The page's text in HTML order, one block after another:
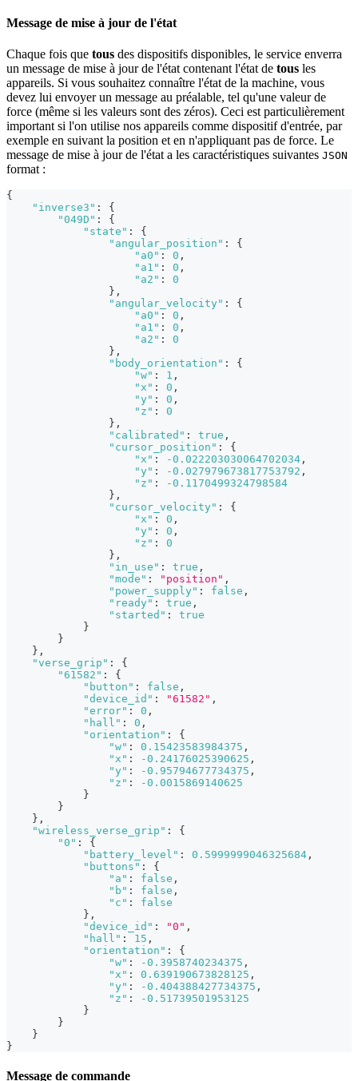
Message de mise à jour de l'état
Chaque fois que tous des dispositifs disponibles, le service enverra
un message de mise à jour de l'état contenant l'état de tous les
appareils. Si vous souhaitez connaître l'état de la machine, vous
devez lui envoyer un message au préalable, tel qu'une valeur de
force (même si les valeurs sont des zéros). Ceci est particulièrement
important si l'on utilise nos appareils comme dispositif d'entrée, par
exemple en suivant la position et en n'appliquant pas de force. Le
message de mise à jour de l'état a les caractéristiques suivantes JSON
format :
{
"inverse3" :
{
"049D" :
{
"state" :
{
"angular_position" :
{
"a0" : 0 ,
"a1" : 0 ,
"a2" :
0
} ,
"angular_velocity" :
{
"a0" : 0 ,
"a1" : 0 ,
"a2" :
0
} ,
"body_orientation" :
{
"w" : 1 ,
"x" : 0 ,
"y" : 0 ,
"z" :
0
} ,
"calibrated" : true ,
"cursor_position" :
{
"x" : -0.022203030064702034 ,
"y" : -0.027979673817753792 ,
"z" :
-0.1170499324798584
} ,
"cursor_velocity" :
{
"x" : 0 ,
"y" : 0 ,
"z" :
0
} ,
"in_use" : true ,
"mode" : "position" ,
"power_supply" : false ,
"ready" : true ,
"started" :
true
}
}
} ,
"verse_grip" :
{
"61582" :
{
"button" : false ,
"device_id" : "61582" ,
"error" : 0 ,
"hall" : 0 ,
"orientation" :
{
"w" : 0.15423583984375 ,
"x" : -0.24176025390625 ,
"y" : -0.95794677734375 ,
"z" :
-0.0015869140625
}
}
} ,
"wireless_verse_grip" :
{
"0" :
{
"battery_level" : 0.5999999046325684 ,
"buttons" :
{
"a" : false ,
"b" : false ,
"c" :
false
} ,
"device_id" : "0" ,
"hall" : 15 ,
"orientation" :
{
"w" : -0.3958740234375 ,
"x" : 0.639190673828125 ,
"y" : -0.404388427734375 ,
"z" :
-0.51739501953125
}
}
}
}
Message de commande